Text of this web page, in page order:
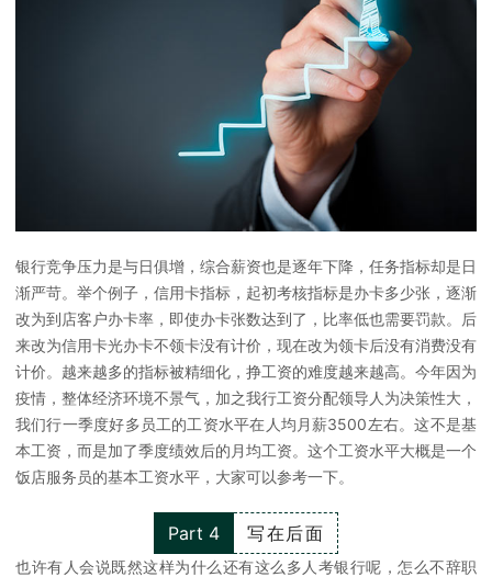
银行竞争压力是与日俱增，综合薪资也是逐年下降，任务指标却是日
渐严苛。举个例子，信用卡指标，起初考核指标是办卡多少张，逐渐
改为到店客户办卡率，即使办卡张数达到了，比率低也需要罚款。后
来改为信用卡光办卡不领卡没有计价，现在改为领卡后没有消费没有
计价。越来越多的指标被精细化，挣工资的难度越来越高。今年因为
疫情，整体经济环境不景气，加之我行工资分配领导人为决策性大，
我们行一季度好多员工的工资水平在人均月薪3500左右。这不是基
本工资，而是加了季度绩效后的月均工资。这个工资水平大概是一个
饭店服务员的基本工资水平，大家可以参考一下。
Part 4 写在后面
也许有人会说既然这样为什么还有这么多人考银行呢，怎么不辞职